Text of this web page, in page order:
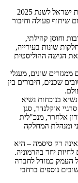
עיריית מגדל העמק זכתה בפרס ירושלים לאחדות ישראל לשנת 2025
שיתוף פעולה וחיבור
וחוסן קהילתי,
שונות בעירייה,
את הגישה ההוליסטית
ממגזרים שונים, מעגלי
שכנים, חיבורים בין
בנוכחות נשיא
אוקלנדר, סגן
אלחרר, מנכ"לית
ומנהלת המחלקה
רק סיסמה – היא
יחד בהרמוניה.
העמק כמודל לחברה
נוספים ברחבי